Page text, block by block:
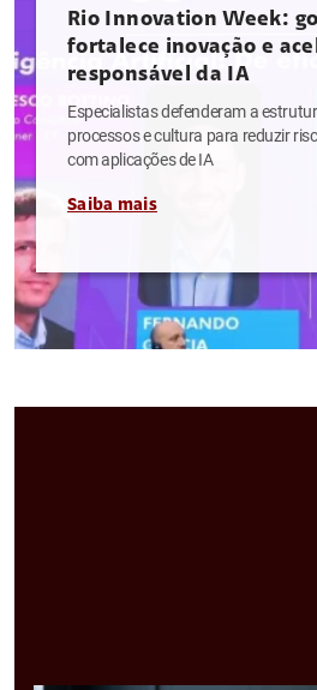
Rio Innovation Week:
fortalece inovação e
responsável da IA
Especialistas defenderam a
processos e cultura para reduzir
com aplicações de IA
Saiba mais